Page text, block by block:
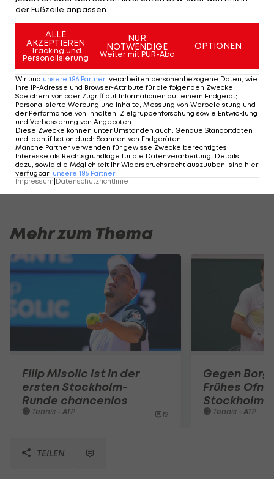
Rodionov verpasst Überraschung
FürJurij Rodionov ATP-530) kommt beim
Challenger in Ostrava (64.000 Euro/Sand) in der
ersten Runde das Aus. Der 18-Jährige muss sich
dem topgesetzten Spanier Pedro Martinez (ATP
231) mit 6:3, 4:6, 1:6 geschlagen geben.
Rodionov feierte in Tschechien sein Comeback
nach einer Verletzungspause. Anfang März hatte
er sich bei einem Turnier in Rovinj am Handgelenk
verletzt.
Mehr zum Thema
Filip Misolic ist in der
ersten Stockholm-
Runde chancenlos
Tennis - ATP 12
Gegen
Frühes
Stockholm
Tennis - ATP
TEILEN
der Fußzeile anpassen.
ALLE
AKZEPTIEREN
Tracking und
Personalisierung
NUR
NOTWENDIGE
Weiter mit PUR-Abo
OPTIONEN
Wir und unsere 186 Partner verarbeiten personenbezogene Daten, wie
Ihre IP-Adresse und Browser-Attribute für die folgenden Zwecke:
Speichern von oder Zugriff auf Informationen auf einem Endgerät;
Personalisierte Werbung und Inhalte, Messung von Werbeleistung und
der Performance von Inhalten, Zielgruppenforschung sowie Entwicklung
und Verbesserung von Angeboten.
Diese Zwecke können unter Umständen auch: Genaue Standortdaten
und Identifikation durch Scannen von Endgeräten.
Manche Partner verwenden für gewisse Zwecke berechtigtes
Interesse als Rechtsgrundlage für die Datenverarbeitung. Details
dazu, sowie die Möglichkeit Ihr Widerspruchsrecht auszuüben, sind hier
verfügbar: unsere 186 Partner
Impressum Datenschutzrichtlinie